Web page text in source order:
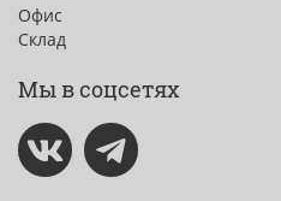
Офис
Склад
Мы в соцсетях